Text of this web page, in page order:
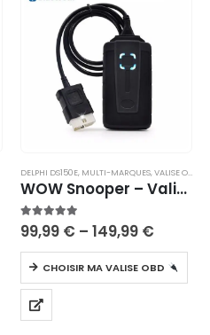
DELPHI DS150E, MULTI-MARQUES,VALISE OBD DIAGNOSTIC
WOW Snooper – Valise OBD Multimarque, Outil de Diagnostic Automobile V5.00.8 R2 DELPHI DS 150e, Bluetooth, Multilingue
4.9sur 5
99,99 € – 149,99 €
CHOISIR MA VALISE OBD